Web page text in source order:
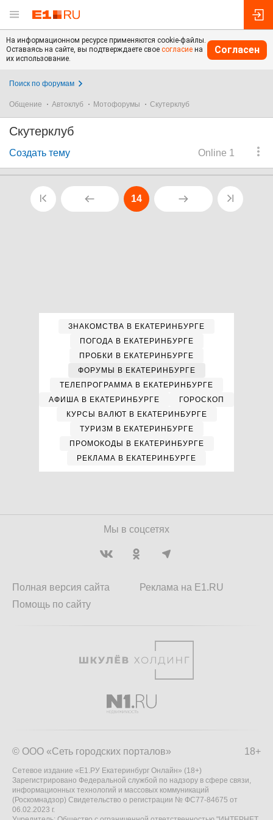
На информационном ресурсе применяются cookie-файлы.
Оставаясь на сайте, вы подтверждаете свое согласие на
их использование.
Согласен
Поиск по форумам
Общение Автоклуб Мотофорумы Скутерклуб
Скутерклуб
Online 1
Создать тему
14
ЗНАКОМСТВА В ЕКАТЕРИНБУРГЕ
ПОГОДА В ЕКАТЕРИНБУРГЕ
ПРОБКИ В ЕКАТЕРИНБУРГЕ
ФОРУМЫ В ЕКАТЕРИНБУРГЕ
ТЕЛЕПРОГРАММА В ЕКАТЕРИНБУРГЕ
АФИША В ЕКАТЕРИНБУРГЕ
ГОРОСКОП
КУРСЫ ВАЛЮТ В ЕКАТЕРИНБУРГЕ
ТУРИЗМ В ЕКАТЕРИНБУРГЕ
ПРОМОКОДЫ В ЕКАТЕРИНБУРГЕ
РЕКЛАМА В ЕКАТЕРИНБУРГЕ
Мы в соцсетях
Полная версия сайта
Помощь по сайту
Реклама на E1.RU
18+
© ООО «Сеть городских порталов»
Сетевое издание «Е1.РУ Екатеринбург Онлайн» (18+)
Зарегистрировано Федеральной службой по надзору в сфере связи,
информационных технологий и массовых коммуникаций
(Роскомнадзор) Свидетельство о регистрации № ФС77-84675 от
06.02.2023 г.